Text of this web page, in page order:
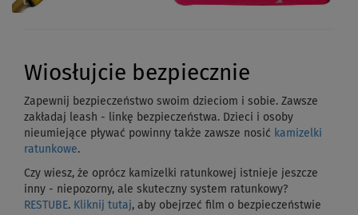
Wiosłujcie bezpiecznie
Zapewnij bezpieczeństwo swoim dzieciom i sobie. Zawsze
zakładaj leash - linkę bezpieczeństwa. Dzieci i osoby
nieumiejące pływać powinny także zawsze nosić kamizelki
ratunkowe.
Czy wiesz, że oprócz kamizelki ratunkowej istnieje jeszcze
inny - niepozorny, ale skuteczny system ratunkowy?
RESTUBE. Kliknij tutaj, aby obejrzeć film o bezpieczeństwie